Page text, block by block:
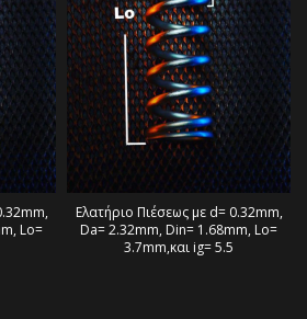
Lo=
Ελατήριο Πιέσεως με d= 0.32mm,
Da= 2.32mm, Din= 1.68mm, Lo=
3.7mm,και ig= 5.5